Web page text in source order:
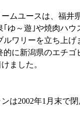
ムユースは、福井
ゆ～遊｣や焼肉ハウ
ワリーを立ち上
に新潟県のエチ
ました。
は2002年1月末で